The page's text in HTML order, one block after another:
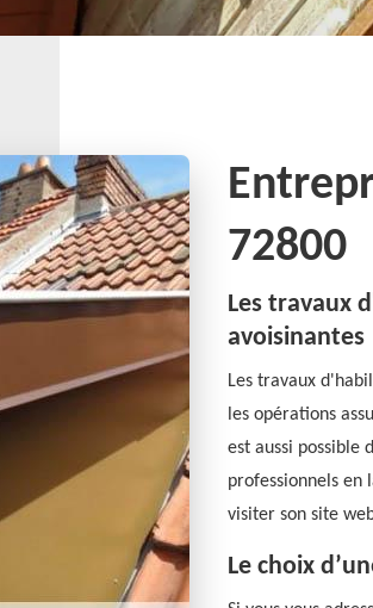
72800
Les travaux
avoisinantes
Les travaux
les opérations
est aussi possible
professionnels en
visiter son site
Le choix